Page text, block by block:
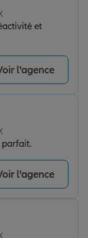
et
l'agence
parfait.
l'agence